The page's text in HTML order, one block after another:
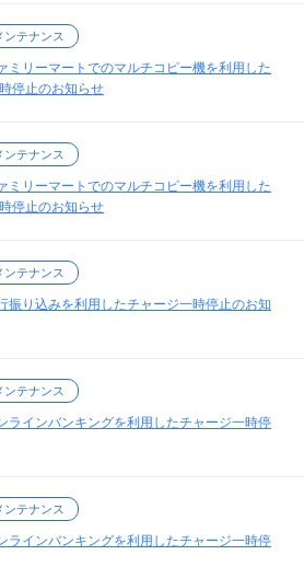
ンテナンス
ミリーマートでのマルチコピー機を利用した
停止のお知らせ
ンテナンス
ミリーマートでのマルチコピー機を利用した
停止のお知らせ
ンテナンス
振り込みを利用したチャージ一時停止のお知
ンテナンス
ラインバンキングを利用したチャージ一時停
ンテナンス
ラインバンキングを利用したチャージ一時停